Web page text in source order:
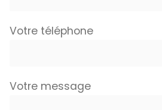
Votre téléphone
Votre message